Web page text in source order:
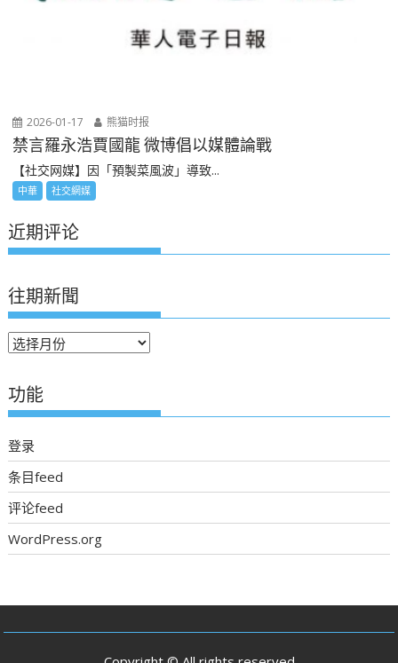
2026-01-17 熊猫时报
禁言羅永浩賈國龍 微博倡以媒體論戰
【社交网媒】因「預製菜風波」導致...
中華 社交網媒
近期评论
往期新聞
往
新
聞
功能
登录
条目feed
评论feed
WordPress.org